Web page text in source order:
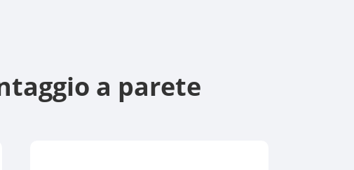
a parete